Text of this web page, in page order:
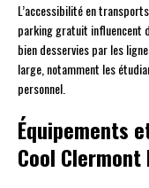
L’accessibilité en
parking gratuit influencent
bien desservies par les
large, notamment les
personnel.
Équipements
Cool Clermont